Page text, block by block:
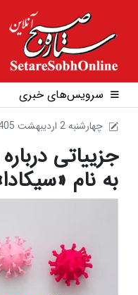
سرویس‌های خبری
1405 چهارشنبه 2 ارديبهشت
جزییاتی
به نام